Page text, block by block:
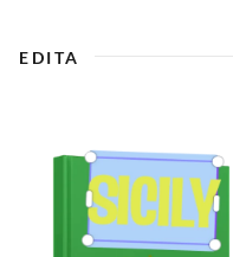
EDITA